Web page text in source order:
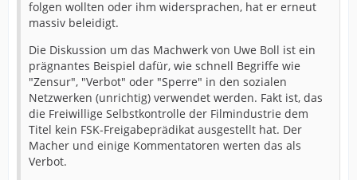
folgen wollten oder ihm widersprachen, hat er erneut
massiv beleidigt.
Die Diskussion um das Machwerk von Uwe Boll ist ein
prägnantes Beispiel dafür, wie schnell Begriffe wie
"Zensur", "Verbot" oder "Sperre" in den sozialen
Netzwerken (unrichtig) verwendet werden. Fakt ist, das
die Freiwillige Selbstkontrolle der Filmindustrie dem
Titel kein FSK-Freigabeprädikat ausgestellt hat. Der
Macher und einige Kommentatoren werten das als
Verbot.